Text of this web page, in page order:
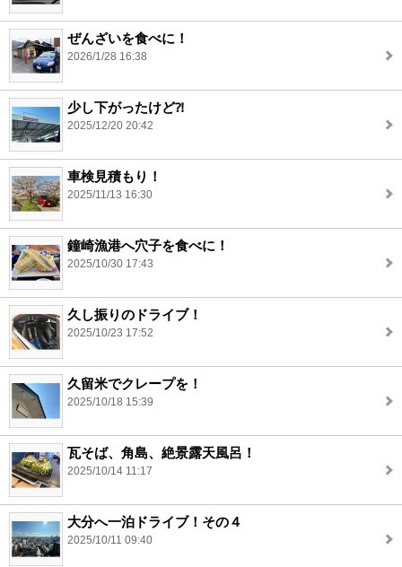
ぜんざいを食べに！
2026/1/28 16:38
少し下がったけど⁈
2025/12/20 20:42
車検見積もり！
2025/11/13 16:30
鐘崎漁港へ穴子を食べに！
2025/10/30 17:43
久し振りのドライブ！
2025/10/23 17:52
久留米でクレープを！
2025/10/18 15:39
瓦そば、角島、絶景露天風呂！
2025/10/14 11:17
大分へ一泊ドライブ！その４
2025/10/11 09:40